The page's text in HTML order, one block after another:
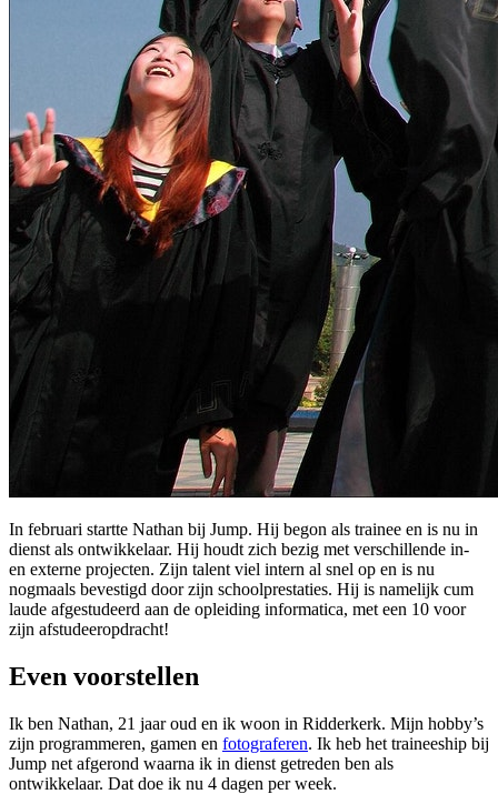
In februari startte Nathan bij Jump. Hij begon als trainee en is nu in
dienst als ontwikkelaar. Hij houdt zich bezig met verschillende in-
en externe projecten. Zijn talent viel intern al snel op en is nu
nogmaals bevestigd door zijn schoolprestaties. Hij is namelijk cum
laude afgestudeerd aan de opleiding informatica, met een 10 voor
zijn afstudeeropdracht!
Even voorstellen
Ik ben Nathan, 21 jaar oud en ik woon in Ridderkerk. Mijn hobby’s
zijn programmeren, gamen en fotograferen. Ik heb het traineeship bij
Jump net afgerond waarna ik in dienst getreden ben als
ontwikkelaar. Dat doe ik nu 4 dagen per week.